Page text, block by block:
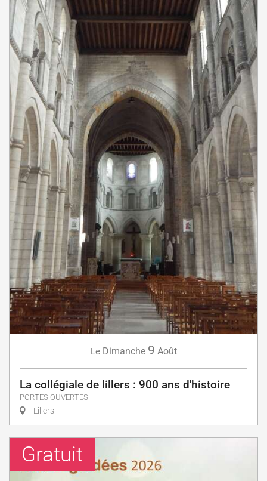
Le Dimanche 9 Août
La collégiale de lillers : 900 ans d'histoire
PORTES OUVERTES
Lillers
Gratuit